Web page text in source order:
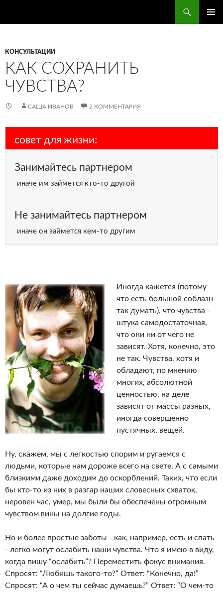
КОНСУЛЬТАЦИИ
КАК СОХРАНИТЬ
ЧУВСТВА?
САША ИВАНОВ 2 КОММЕНТАРИЯ
совет для жизни:
Занимайтесь партнером
иначе им займется кто-то другой
Не занимайтесь партнером
иначе он займется кем-то другим
Иногда кажется (потому
что есть большой соблазн
так думать), что чувства -
штука самодостаточная,
что они ни от чего не
зависят. Хотя, конечно, это
не так. Чувства, хотя и
обладают, по мнению
многих, абсолютной
ценностью, на деле
зависят от массы разных,
иногда совершенно
пустячных, вещей.
Ну, скажем, мы с легкостью спорим и ругаемся с
людьми, которые нам дороже всего на свете. А с самыми
близкими даже доходим до оскорблений. Таких, что если
бы кто-то из них в разгар наших словесных схваток,
неровен час, умер, мы были бы обеспечены огромным
чувством вины на долгие годы.
Но и более простые заботы - как, например, есть и спать
- легко могут ослабить наши чувства. Что я имею в виду,
когда пишу “ослабить”? Переместить фокус внимания.
Спросят: “Любишь такого-то?” Ответ: “Конечно, да!”
Спросят: “А о чем ты сейчас думаешь?” Ответ: “О чем-то